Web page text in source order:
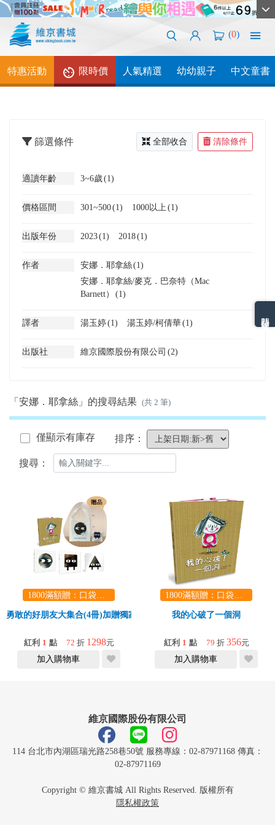
(0)
特惠活動 限時價 人氣精選 幼幼親子 中文童書
篩選條件 全部收合 清除條件
適讀年齡 3~6歲(1)
價格區間 301~500(1) 1000以上 (1)
出版年份 2023(1) 2018(1)
作者 安娜．耶拿絲(1)
安娜．耶拿絲/麥克．巴奈特（Mac
Barnett）
(1)
譯者 湯玉婷(1) 湯玉婷/柯倩華(1)
出版社 維京國際股份有限公司 (2)
「安娜．耶拿絲」的搜尋結果 (共 2 筆)
僅顯示有庫存 排序：
搜尋：
1800滿額贈：口袋玩具一份（隨機出貨） (summer read)
勇敢的好朋友大集合(4冊)加贈獨家形狀三部曲環保袋
紅利 1 點 72 折 1298元
加入購物車
1800滿額贈：口袋玩具一份（隨機出貨） (summer read)
我的心破了一個洞
紅利 1 點 79 折 356元
加入購物車
維京國際股份有限公司
114 台北市內湖區瑞光路258巷50號 服務專線：02-87971168 傳真：
02-87971169
Copyright © 維京書城 All Rights Reserved. 版權所有
隱私權政策